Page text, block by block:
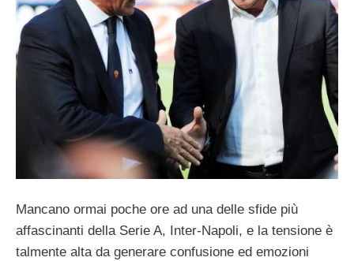
Mancano ormai poche ore ad una delle sfide più
affascinanti della Serie A, Inter-Napoli, e la tensione è
talmente alta da generare confusione ed emozioni